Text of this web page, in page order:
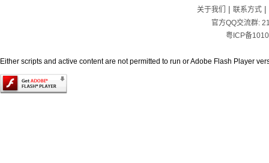
关于我们 | 联系方式|
官方QQ交流群:
粤ICP备
Either scripts and active content are not permitted to run or Adobe Flash Player